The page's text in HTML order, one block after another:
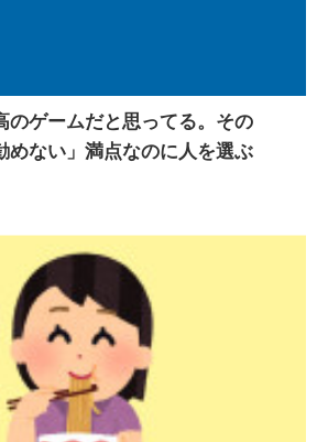
のゲームだと思ってる。その
めない」満点なのに人を選ぶ